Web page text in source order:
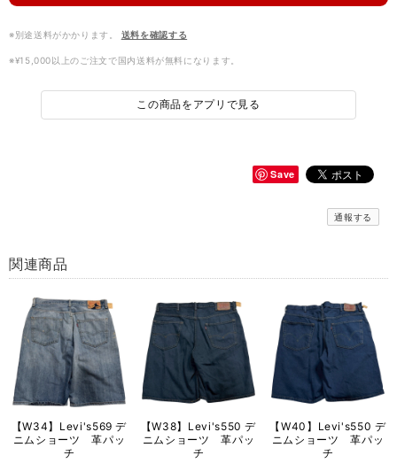
※別途送料がかかります。 送料を確認する
※¥15,000以上のご注文で国内送料が無料になります。
この商品をアプリで見る
Save
通報する
関連商品
【W34】Levi's569 デ
ニムショーツ 革パッ
チ
【W38】Levi's550 デ
ニムショーツ 革パッ
チ
【W40】Levi's550 デ
ニムショーツ 革パッ
チ